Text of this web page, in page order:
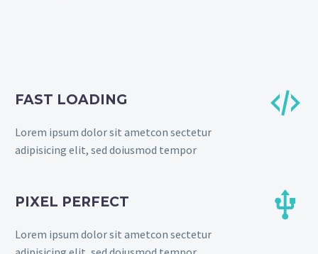
FAST LOADING
Lorem ipsum dolor sit ametcon sectetur
adipisicing elit, sed doiusmod tempor


PIXEL PERFECT
Lorem ipsum dolor sit ametcon sectetur

